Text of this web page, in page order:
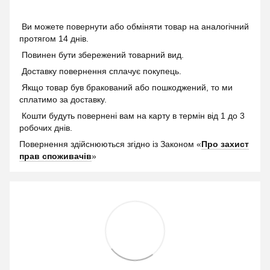
Ви можете повернути або обміняти товар на аналогічний
протягом 14 днів.
Повинен бути збережений товарний вид.
Доставку повернення сплачує покупець.
Якщо товар був бракований або пошкоджений, то ми
сплатимо за доставку.
Кошти будуть повернені вам на карту в термін від 1 до 3
робочих днів.
Повернення здійснюються згідно із Законом «Про захист
прав споживачів»